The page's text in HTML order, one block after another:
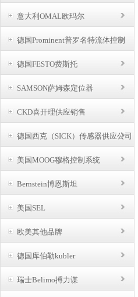
意大利OMAL欧玛尔
德国Prominent普罗名特流体控制
德国FESTO费斯托
SAMSON萨姆森定位器
CKD喜开理供应销售
德国西克（SICK）传感器供应公司
美国MOOG穆格控制系统
Bernstein博恩斯坦
美国SEL
欧美其他品牌
德国库伯勒kubler
瑞士Belimo搏力谋